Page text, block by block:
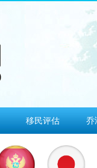
移民评估 乔